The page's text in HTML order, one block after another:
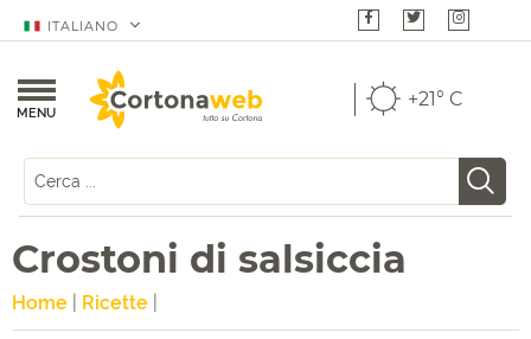
ITALIANO
MENU
+21° C
Crostoni di salsiccia
Home Ricette